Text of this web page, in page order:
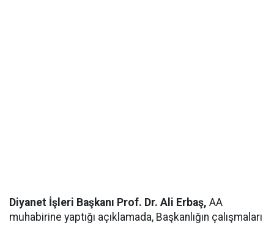
Diyanet İşleri Başkanı Prof. Dr. Ali Erbaş, AA
muhabirine yaptığı açıklamada, Başkanlığın çalışmaları